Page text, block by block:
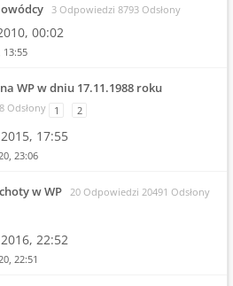
3 Odpowiedzi 8793 Odsłony
00:02
13:55
WP w dniu 17.11.1988 roku
Odsłony 1 2
17:55
23:06
w WP 20 Odpowiedzi 20491 Odsłony
22:52
22:51